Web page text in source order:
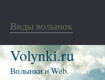
Виды волынок
Volynki.ru
Волынки и Web.